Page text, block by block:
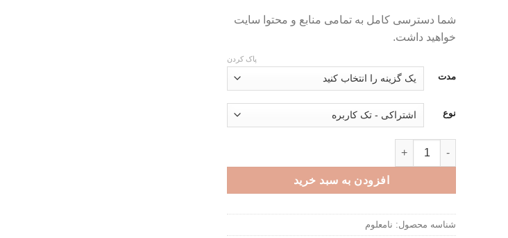
شما دسترسی کامل به تمامی منابع و محتوا سایت
خواهید داشت.
مدت
نوع
پاک کردن
اکانت پرمیوم ellii (ESL LIBRARY سابق) - منابع تدریس برای معلمان زبان عدد
افزودن به سبد خرید
شناسه محصول: نامعلوم